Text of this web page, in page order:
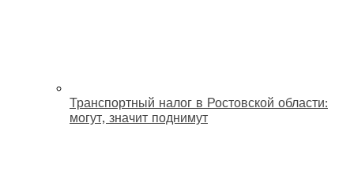
Транспортный налог в Ростовской области:
могут, значит поднимут